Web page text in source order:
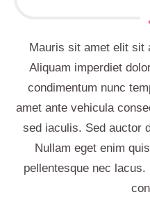
Mauris sit amet elit sit
Aliquam imperdiet
condimentum nunc
amet ante vehicula
sed iaculis. Sed auctor
Nullam eget enim
pellentesque nec